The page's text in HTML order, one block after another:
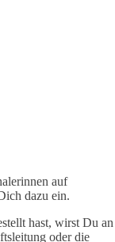
auf
dazu ein.
hast, wirst Du an
oder die